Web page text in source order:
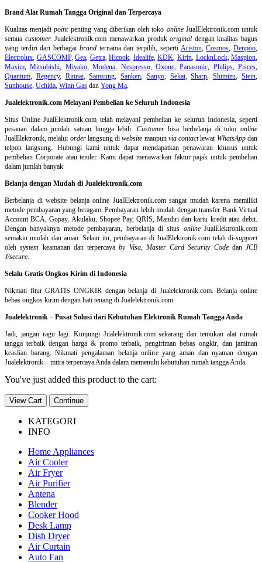
Brand Alat Rumah Tangga Original dan Terpercaya
Kualitas menjadipointpenting yang diberikan oleh toko onlineJualElektronik.com untuk
semua customer. Jualelektronik.com menawarkan produkoriginal dengan kualitas bagus
yang terdiri dari berbagai brandternama dan terpilih, seperti Ariston,Cosmos,Denpoo,
Electrolux, GASCOMP,Gea, Getra,Hicook, Idealife,KDK, Kirin, LocknLock,Maspion,
Maxim,Mitsubishi, Miyako,Modena, Nespresso, Oxone,Panasonic, Philips, Pisces,
Quantum, Regency, Rinnai,Samsung,Sanken, Sanyo, Sekai,Sharp,Shimizu,Stein,
Sunhouse, Uchida, Winn Gas dan Yong Ma.
Jualelektronik.com Melayani Pembelian ke Seluruh Indonesia
Situs Online JualElektronik.com telah melayani pembelian ke seluruh Indonesia, seperti
pesanan dalam jumlah satuan hingga lebih. Customerbisa berbelanja di tokoonline
JualElektronik, melalui orderlangsung diwebsite maupun via contactlewat WhatsAppdan
telpon langsung. Hubungi kami untuk dapat mendapatkan penawaran khusus untuk
pembelian Corporate atau tender. Kami dapat menawarkan faktur pajak untuk pembelian
dalam jumlah banyak
Belanja dengan Mudah di Jualelektronik.com
Berbelanja diwebsite belanja online JualElektronik.com sangat mudah karena memiliki
metode pembayaran yang beragam. Pembayaran lebih mudah dengan transfer Bank Virtual
Account BCA, Gopay, Akulaku, Shopee Pay, QRIS, Mandiri dan kartu kredit atau debit.
Dengan banyaknya metode pembayaran, berbelanja di situs onlineJualElektronik.com
semakin mudah dan aman. Selain itu, pembayaran di JualElektronik.com telah di-support
olehsystem keamanan dan terpercayaby Visa, Master Card Security Codedan JCB
J/secure.
Selalu Gratis Ongkos Kirim di Indonesia
Nikmati fitur GRATIS ONGKIR dengan belanja di Jualelektronik.com. Belanja online
bebas ongkos kirim dengan hati tenang di Jualelektronik.com.
Jualelektronik – Pusat Solusi dari Kebutuhan Elektronik Rumah Tangga Anda
Jadi, jangan ragu lagi. Kunjungi Jualelektronik.com sekarang dan temukan alat rumah
tangga terbaik dengan harga & promo terbaik, pengiriman bebas ongkir, dan jaminan
keaslian barang. Nikmati pengalaman belanja online yang aman dan nyaman dengan
Jualelektronik – mitra terpercaya Anda dalam memenuhi kebutuhan rumah tangga Anda.
You've just added this product to the cart:
View Cart Continue
KATEGORI
INFO
Home Appliances
Air Cooler
Air Fryer
Air Purifier
Antena
Blender
Cooker Hood
Desk Lamp
Dish Dryer
Air Curtain
Auto Fan